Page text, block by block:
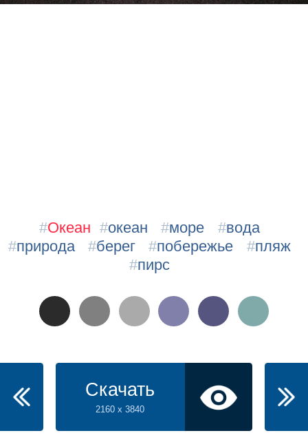
#Океан #океан #море #вода
#природа #берег #побережье #пляж
#пирс
Скачать
2160 x 3840